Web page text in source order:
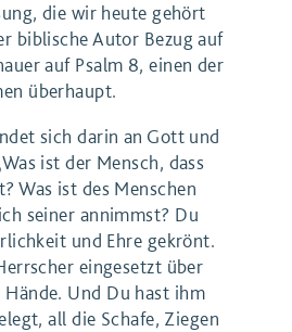
die wir heute gehört
biblische Autor Bezug auf
auf Psalm 8, einen der
überhaupt.
sich darin an Gott und
ist der Mensch, dass
Was ist des Menschen
seiner annimmst? Du
und Ehre gekrönt.
eingesetzt über
Hände. Und Du hast ihm
all die Schafe, Ziegen